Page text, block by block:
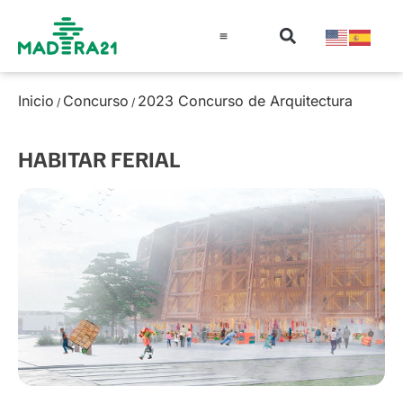
Inicio / Concurso / 2023 Concurso de Arquitectura
HABITAR FERIAL